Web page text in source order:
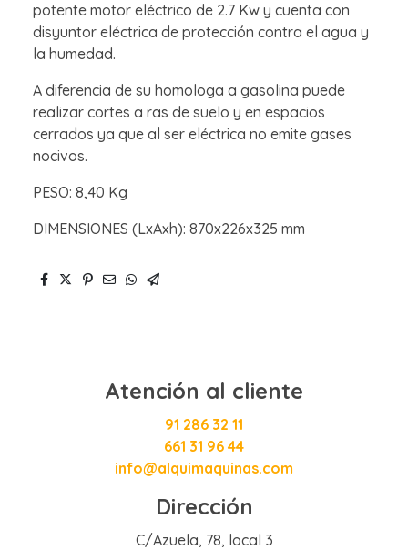
potente motor eléctrico de 2.7 Kw y cuenta con
disyuntor eléctrica de protección contra el agua y
la humedad.
A diferencia de su homologa a gasolina puede
realizar cortes a ras de suelo y en espacios
cerrados ya que al ser eléctrica no emite gases
nocivos.
PESO: 8,40 Kg
DIMENSIONES (LxAxh): 870x226x325 mm
Atención al cliente
91 286 32 11
661 31 96 44
info@alquimaquinas.com
Dirección
C/Azuela, 78, local 3